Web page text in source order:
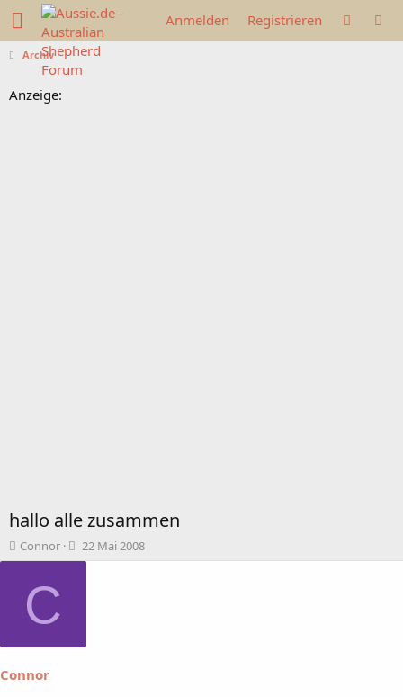
Anmelden Registrieren
Archiv
Anzeige:
hallo alle zusammen
T
h
m
a
Connor
B
e
22 Mai 2008
C
Connor